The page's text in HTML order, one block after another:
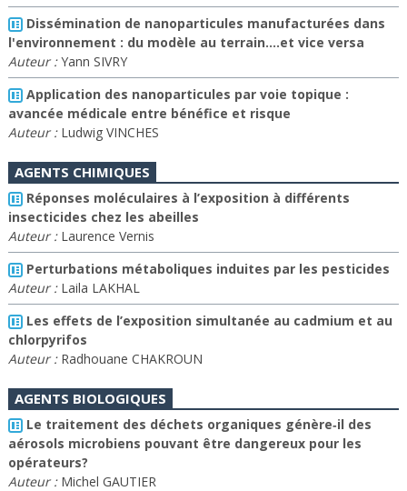
Dissémination de nanoparticules manufacturées dans
l'environnement : du modèle au terrain....et vice versa
Auteur :Yann SIVRY
Application des nanoparticules par voie topique :
avancée médicale entre bénéfice et risque
Auteur :Ludwig VINCHES
AGENTS CHIMIQUES
Réponses moléculaires à l’exposition à différents
insecticides chez les abeilles
Auteur :Laurence Vernis
Perturbations métaboliques induites par les pesticides
Auteur :Laila LAKHAL
Les effets de l’exposition simultanée au cadmium et au
chlorpyrifos
Auteur :Radhouane CHAKROUN
AGENTS BIOLOGIQUES
Le traitement des déchets organiques génère‐il des
aérosols microbiens pouvant être dangereux pour les
opérateurs?
Auteur :Michel GAUTIER